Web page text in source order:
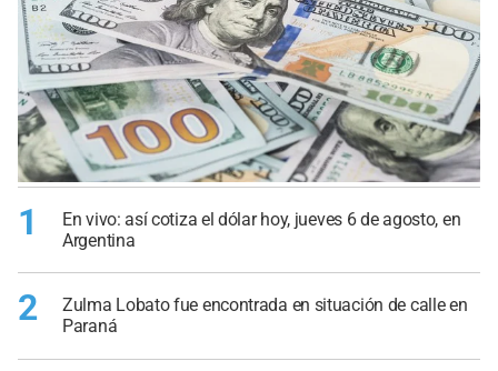
1
En vivo: así cotiza el dólar hoy, jueves 6 de agosto, en
Argentina
2
Zulma Lobato fue encontrada en situación de calle en
Paraná